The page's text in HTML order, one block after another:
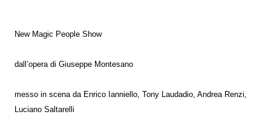
New Magic People Show
dall’opera di Giuseppe Montesano
messo in scena da Enrico Ianniello, Tony Laudadio, Andrea Renzi,
Luciano Saltarelli